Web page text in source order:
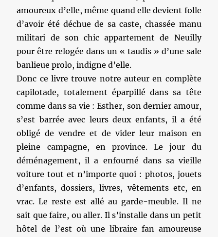
amoureux d’elle, même quand elle devient folle
d’avoir été déchue de sa caste, chassée manu
militari de son chic appartement de Neuilly
pour être relogée dans un « taudis » d’une sale
banlieue prolo, indigne d’elle.
Donc ce livre trouve notre auteur en complète
capilotade, totalement éparpillé dans sa tête
comme dans sa vie : Esther, son dernier amour,
s’est barrée avec leurs deux enfants, il a été
obligé de vendre et de vider leur maison en
pleine campagne, en province. Le jour du
déménagement, il a enfourné dans sa vieille
voiture tout et n’importe quoi : photos, jouets
d’enfants, dossiers, livres, vêtements etc, en
vrac. Le reste est allé au garde-meuble. Il ne
sait que faire, ou aller. Il s’installe dans un petit
hôtel de l’est où une libraire fan amoureuse